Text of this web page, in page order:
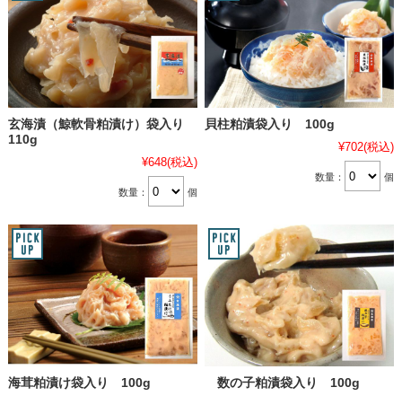
玄海漬（鯨軟骨粕漬け）袋入り
110g
¥648(税込)
数量： 個
貝柱粕漬袋入り 100g
¥702(税込)
数量： 個
海茸粕漬け袋入り 100g
数の子粕漬袋入り 100g